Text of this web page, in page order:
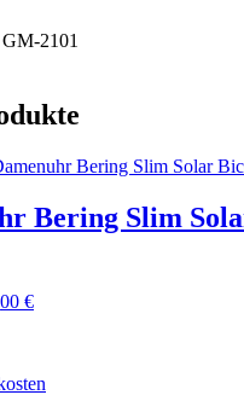
GM-2101
Bering Slim
€Aktueller